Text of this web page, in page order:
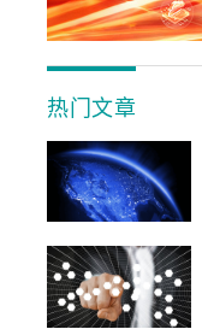
热门文章